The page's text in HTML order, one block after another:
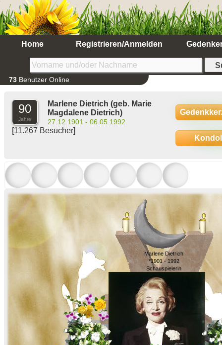
Home Registrieren/Anmelden
73 Benutzer Online
90
Jahre
Marlene Dietrich (geb. Marie
Magdalene Dietrich)
27.12.1901 - 06.05.1992
[11.267 Besucher]
Marlene Dietrich
*1901 - 1992
Schauspielerin